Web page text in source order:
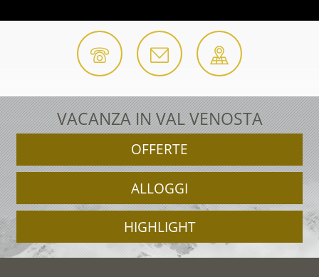
VACANZA IN VAL VENOSTA
OFFERTE
ALLOGGI
HIGHLIGHT